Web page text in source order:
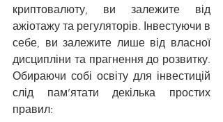
криптовалюту, ви залежите від
ажіотажу та регуляторів. Інвестуючи в
себе, ви залежите лише від власної
дисципліни та прагнення до розвитку.
Обираючи собі освіту для інвестицій
слід пам’ятати декілька простих
правил: